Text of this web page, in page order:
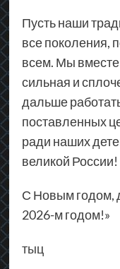
Пусть наши
все поколения,
всем. Мы
сильная и
дальше
поставленных
ради наших
великой России!
С Новым годом,
2026-м годом!»
тыц